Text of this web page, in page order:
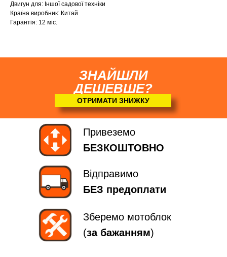
Двигун для: Іншої садової техніки
Країна виробник: Китай
Гарантія: 12 міс.
ЗНАЙШЛИ
ДЕШЕВШЕ?
ОТРИМАТИ ЗНИЖКУ
Відправимо
БЕЗ предоплати
Привеземо
БЕЗКОШТОВНО
Зберемо мотоблок
(за бажанням)